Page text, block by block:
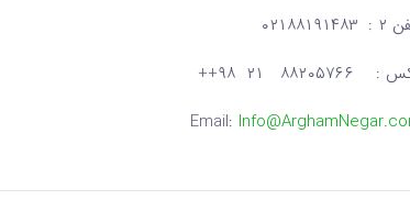
۲۱ ۹۸++
Email: